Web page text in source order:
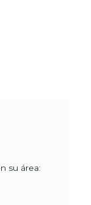
su área: